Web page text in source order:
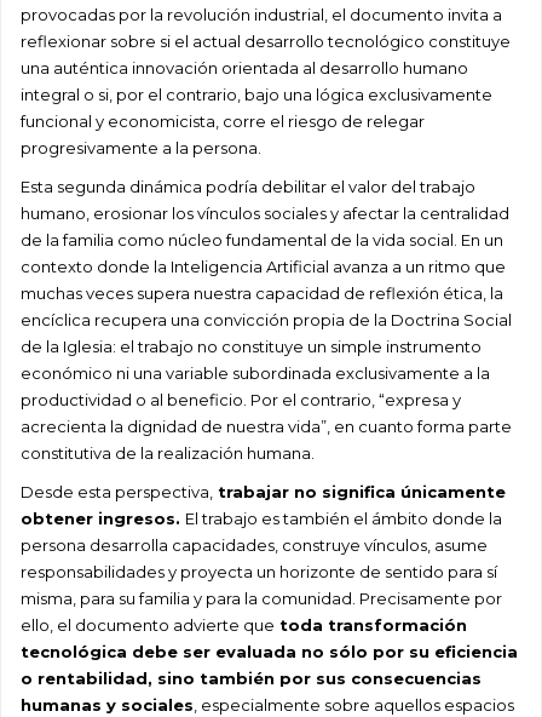
provocadas por la revolución industrial, el documento invita a
reflexionar sobre si el actual desarrollo tecnológico constituye
una auténtica innovación orientada al desarrollo humano
integral o si, por el contrario, bajo una lógica exclusivamente
funcional y economicista, corre el riesgo de relegar
progresivamente a la persona.
Esta segunda dinámica podría debilitar el valor del trabajo
humano, erosionar los vínculos sociales y afectar la centralidad
de la familia como núcleo fundamental de la vida social. En un
contexto donde la Inteligencia Artificial avanza a un ritmo que
muchas veces supera nuestra capacidad de reflexión ética, la
encíclica recupera una convicción propia de la Doctrina Social
de la Iglesia: el trabajo no constituye un simple instrumento
económico ni una variable subordinada exclusivamente a la
productividad o al beneficio. Por el contrario, “expresa y
acrecienta la dignidad de nuestra vida”, en cuanto forma parte
constitutiva de la realización humana.
Desde esta perspectiva, trabajar no significa únicamente
obtener ingresos. El trabajo es también el ámbito donde la
persona desarrolla capacidades, construye vínculos, asume
responsabilidades y proyecta un horizonte de sentido para sí
misma, para su familia y para la comunidad. Precisamente por
ello, el documento advierte que toda transformación
tecnológica debe ser evaluada no sólo por su eficiencia
o rentabilidad, sino también por sus consecuencias
humanas y sociales , especialmente sobre aquellos espacios